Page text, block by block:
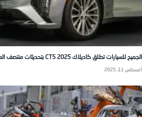
الجميح للسيارات تطلق كاديلاك CT5 2025 بتحديثات منتصف العمر في السعودية
أغسطس 11, 2025